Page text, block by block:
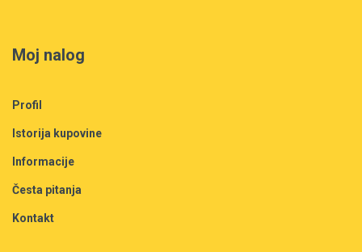
Moj nalog
Profil
Istorija kupovine
Informacije
Česta pitanja
Kontakt